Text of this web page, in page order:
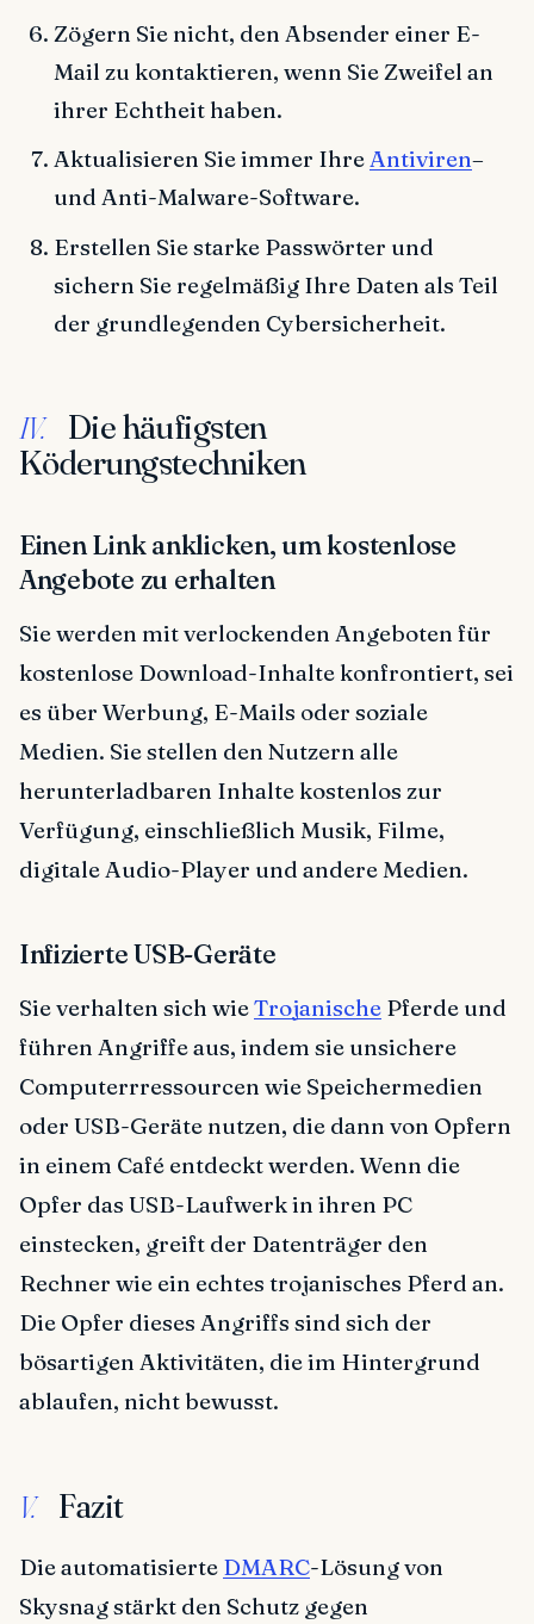
Zögern Sie nicht, den Absender einer E-
Mail zu kontaktieren, wenn Sie Zweifel an
ihrer Echtheit haben.
Aktualisieren Sie immer IhreAntiviren–
und Anti-Malware-Software.
Erstellen Sie starke Passwörter und
sichern Sie regelmäßig Ihre Daten als Teil
der grundlegenden Cybersicherheit.
IV.
Die häufigsten
Köderungstechniken
Einen Link anklicken, um kostenlose
Angebote zu erhalten
Sie werden mit verlockenden Angeboten für
kostenlose Download-Inhalte konfrontiert, sei
es über Werbung, E-Mails oder soziale
Medien. Sie stellen den Nutzern alle
herunterladbaren Inhalte kostenlos zur
Verfügung, einschließlich Musik, Filme,
digitale Audio-Player und andere Medien.
Infizierte USB-Geräte
Sie verhalten sich wieTrojanische Pferde und
führen Angriffe aus, indem sie unsichere
Computerrressourcen wie Speichermedien
oder USB-Geräte nutzen, die dann von Opfern
in einem Café entdeckt werden. Wenn die
Opfer das USB-Laufwerk in ihren PC
einstecken, greift der Datenträger den
Rechner wie ein echtes trojanisches Pferd an.
Die Opfer dieses Angriffs sind sich der
bösartigen Aktivitäten, die im Hintergrund
ablaufen, nicht bewusst.
V. Fazit
Die automatisierte DMARC-Lösung von
Skysnag stärkt den Schutz gegen